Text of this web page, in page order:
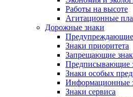
Работы на высоте
Агитационные
Дорожные знаки
Предупреждающие
Знаки приоритета
Запрещающие
Предписывающие
Знаки особых
Информационные
Знаки сервиса